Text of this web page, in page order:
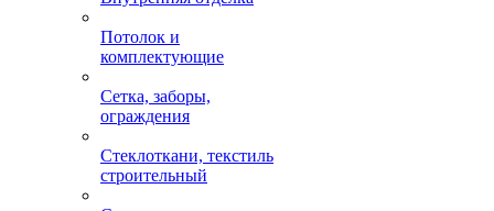
Потолок и
комплектующие
Сетка, заборы,
ограждения
Стеклоткани, текстиль
строительный